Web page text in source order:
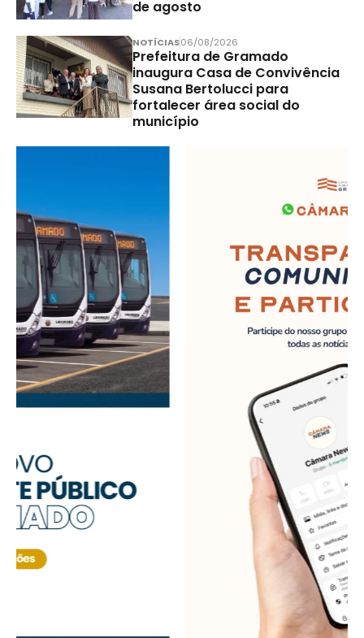
de agosto
NOTÍCIAS06/08/2026
Prefeitura de Gramado
inaugura Casa de Convivência
Susana Bertolucci para
fortalecer área social do
município